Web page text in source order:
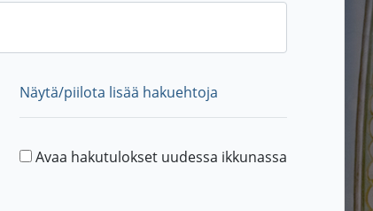
Näytä/piilota lisää hakuehtoja
Avaa hakutulokset uudessa ikkunassa